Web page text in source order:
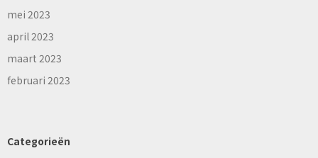
mei 2023
april 2023
maart 2023
februari 2023
Categorieën